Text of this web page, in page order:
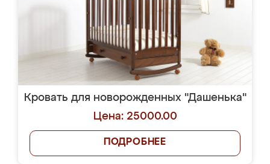
Кровать для новорожденных "Дашенька"
Цена: 25000.00
ПОДРОБНЕЕ